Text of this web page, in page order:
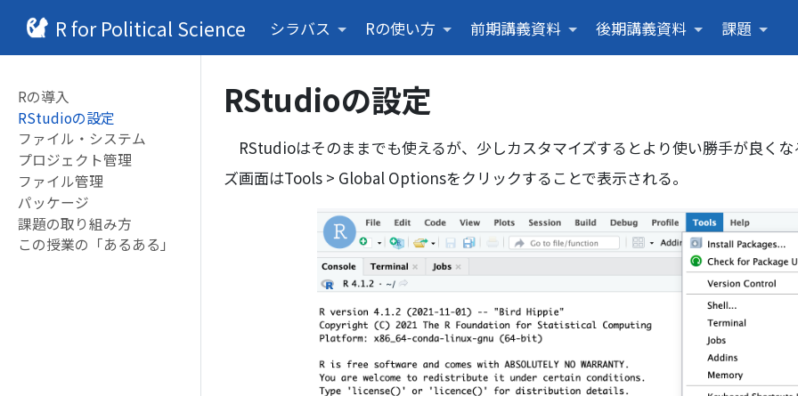
R for Political Science シラバス Rの使い方 前期講義資料 後期講義資料 課題
Rの導入
RStudioの設定
ファイル・システム
プロジェクト管理
ファイル管理
パッケージ
課題の取り組み方
この授業の「あるある」
RStudioの設定
RStudioはそのままでも使えるが、少しカスタマイズするとより使い勝手が良く
ズ画面はTools > Global Optionsをクリックすることで表示される。